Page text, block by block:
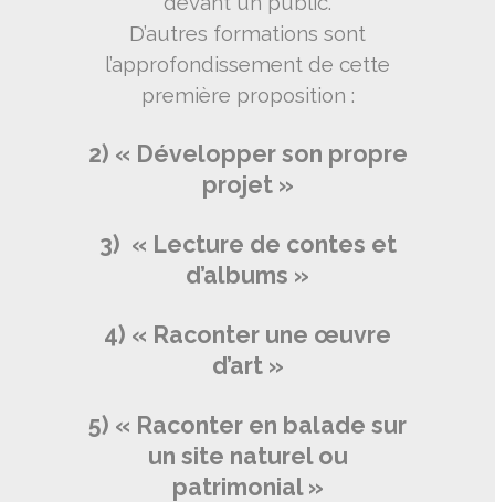
D’autres formations sont
l’approfondissement de cette
première proposition :
2) « Développer son propre
projet »
3) « Lecture de contes et
d’albums »
4) « Raconter une œuvre
d’art »
5) « Raconter en balade sur
un site naturel ou
patrimonial »